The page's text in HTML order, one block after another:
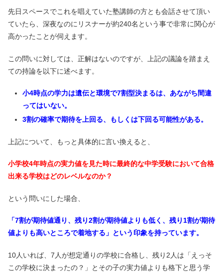
先日スペースでこれを唱えていた塾講師の方とも会話させて頂い
ていたら、深夜なのにリスナーが約240名という事で非常に関心が
高かったことが伺えます。
この問いに対しては、正解はないのですが、上記の議論を踏まえ
ての持論を以下に述べます。
小4時点の学力は遺伝と環境で7割型決まるは、あながち間違
ってはいない。
3割の確率で期待を上回る、もしくは下回る可能性がある。
上記について、もっと具体的に言い換えると、
小学校4年時点の実力値を見た時に最終的な中学受験において合格
出来る学校はどのレベルなのか？
という問いにした場合、
「7割が期待値通り、残り2割が期待値よりも低く、残り1割が期待
値よりも高いところで着地する」という印象を持っています。
10人いれば、7人が想定通りの学校に合格し、残り2人は「えっそ
この学校に決まったの？」とその子の実力値よりも格下と思う学